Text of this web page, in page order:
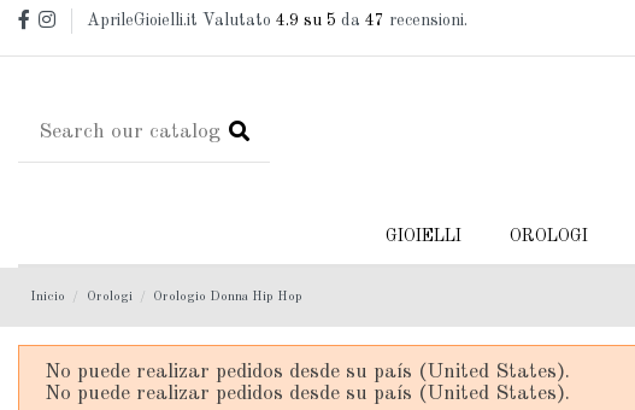
AprileGioielli.it Valutato4.9 su 5 da47 recensioni.
GIOIELLI OROLOGI
Inicio Orologi Orologio Donna Hip Hop
No puede realizar pedidos desde su país (United States).
No puede realizar pedidos desde su país (United States).